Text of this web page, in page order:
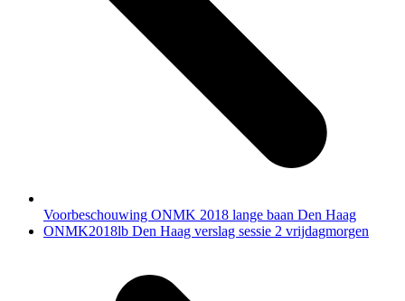
Voorbeschouwing ONMK 2018 lange baan Den Haag
next
ONMK2018lb Den Haag verslag sessie 2 vrijdagmorgen